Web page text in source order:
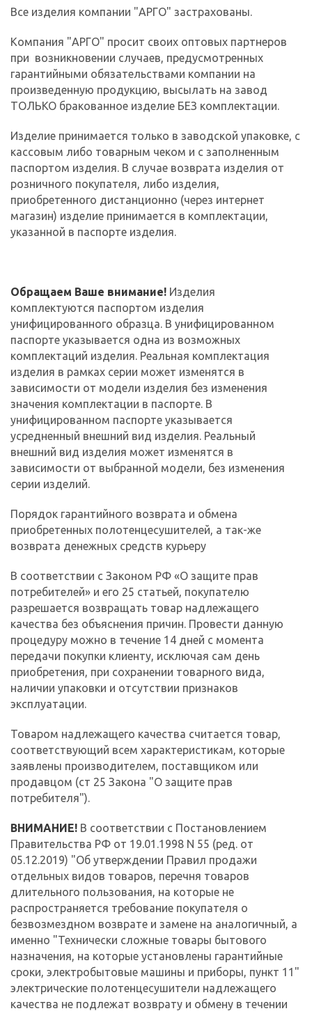
Все изделия компании "АРГО" застрахованы.
Компания "АРГО" просит своих оптовых партнеров
при возникновении случаев, предусмотренных
гарантийными обязательствами компании на
произведенную продукцию, высылать на завод
ТОЛЬКО бракованное изделие БЕЗ комплектации.
Изделие принимается только в заводской упаковке, с
кассовым либо товарным чеком и с заполненным
паспортом изделия. В случае возврата изделия от
розничного покупателя, либо изделия,
приобретенного дистанционно (через интернет
магазин) изделие принимается в комплектации,
указанной в паспорте изделия.
Обращаем Ваше внимание! Изделия
комплектуются паспортом изделия
унифицированного образца. В унифицированном
паспорте указывается одна из возможных
комплектаций изделия. Реальная комплектация
изделия в рамках серии может изменятся в
зависимости от модели изделия без изменения
значения комплектации в паспорте. В
унифицированном паспорте указывается
усредненный внешний вид изделия. Реальный
внешний вид изделия может изменятся в
зависимости от выбранной модели, без изменения
серии изделий.
Порядок гарантийного возврата и обмена
приобретенных полотенцесушителей, а так-же
возврата денежных средств курьеру
В соответствии с Законом РФ «О защите прав
потребителей» и его 25 статьей, покупателю
разрешается возвращать товар надлежащего
качества без объяснения причин. Провести данную
процедуру можно в течение 14 дней с момента
передачи покупки клиенту, исключая сам день
приобретения, при сохранении товарного вида,
наличии упаковки и отсутствии признаков
эксплуатации.
Товаром надлежащего качества считается товар,
соответствующий всем характеристикам, которые
заявлены производителем, поставщиком или
продавцом (ст 25 Закона "О защите прав
потребителя").
ВНИМАНИЕ! В соответствии с Постановлением
Правительства РФ от 19.01.1998 N 55 (ред. от
05.12.2019) "Об утверждении Правил продажи
отдельных видов товаров, перечня товаров
длительного пользования, на которые не
распространяется требование покупателя о
безвозмездном возврате и замене на аналогичный, а
именно "Технически сложные товары бытового
назначения, на которые установлены гарантийные
сроки, электробытовые машины и приборы, пункт 11"
электрические полотенцесушители надлежащего
качества не подлежат возврату и обмену в течении